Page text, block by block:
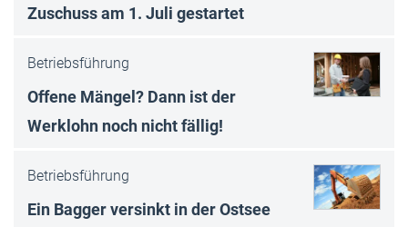
Zuschuss am 1. Juli gestartet
Betriebsführung
Offene Mängel? Dann ist der
Werklohn noch nicht fällig!
Betriebsführung
Ein Bagger versinkt in der Ostsee